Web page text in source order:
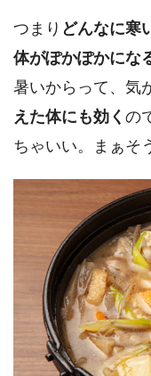
つまり どんなに寒
体がぽかぽかにな
暑いからって、気
えた体にも効く の
ちゃいい。まぁそ